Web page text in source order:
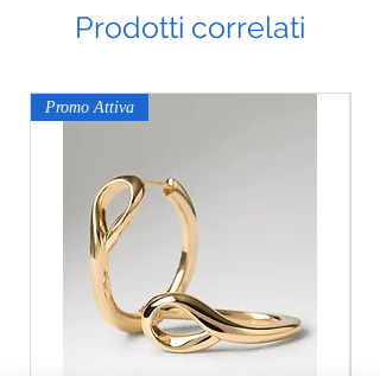
Prodotti correlati
Promo Attiva